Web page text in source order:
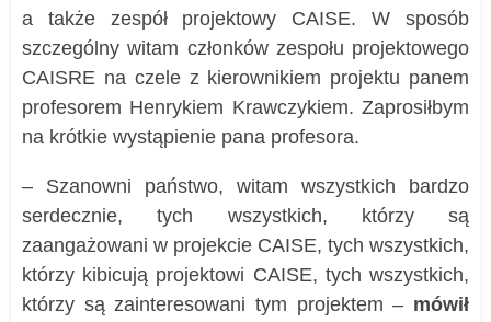
a także zespół projektowy CAISE. W sposób
szczególny witam członków zespołu projektowego
CAISRE na czele z kierownikiem projektu panem
profesorem Henrykiem Krawczykiem. Zaprosiłbym
na krótkie wystąpienie pana profesora.
– Szanowni państwo, witam wszystkich bardzo
serdecznie, tych wszystkich, którzy są
zaangażowani w projekcie CAISE, tych wszystkich,
którzy kibicują projektowi CAISE, tych wszystkich,
którzy są zainteresowani tym projektem – mówił